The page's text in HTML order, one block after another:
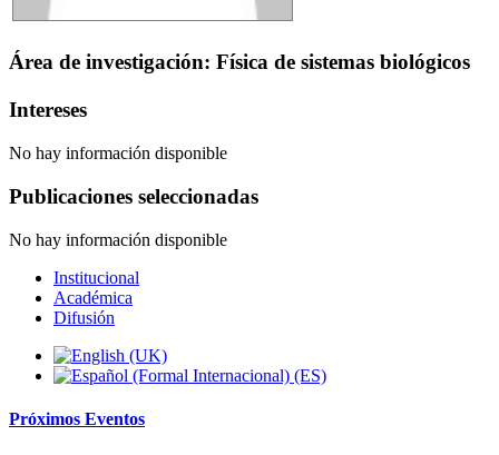
Área de investigación: Física de sistemas biológicos
Intereses
No hay información disponible
Publicaciones seleccionadas
No hay información disponible
Institucional
Académica
Difusión
Próximos Eventos